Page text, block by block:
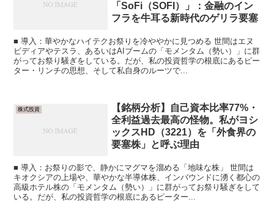
「SoFi（SOFI）」：金融のイン
フラを牛耳る新時代のゲリラ要塞
■ 導入：華やかなハイテクお祭りを冷ややかに見つめる 世間はエヌ
ビディアやテスラ、あるいはAIブームの「モメンタム（勢い）」に群
がってお祭り騒ぎをしている。だが、私の投資哲学の根底にあるピー
ター・リンチの思想、そして私自身のルーツで...
株式投資
【銘柄分析】自己資本比率77%・
全利益過去最高の怪物。私がヨシ
ックスHD（3221）を「外食界の
要塞株」と呼ぶ理由
■ 導入：お祭りの影で、静かにマグマを溜める「地味な株」 世間は
キオクシアの上場や、華やかな半導体株、インバウンドに湧く都心の
高級ホテル株の「モメンタム（勢い）」に群がってお祭り騒ぎをして
いる。だが、私の投資哲学の根底にあるピーター...